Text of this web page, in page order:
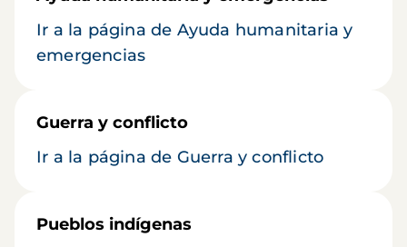
Ir a la página de Ayuda humanitaria y
emergencias
Guerra y conflicto
Ir a la página de Guerra y conflicto
Pueblos indígenas